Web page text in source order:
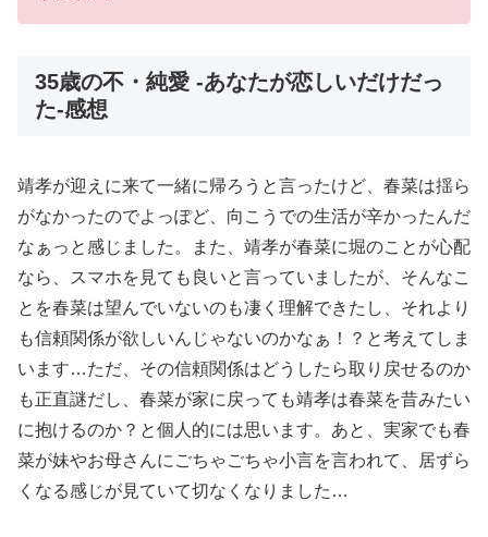
35歳の不・純愛 -あなたが恋しいだけだっ
た-感想
靖孝が迎えに来て一緒に帰ろうと言ったけど、春菜は揺ら
がなかったのでよっぽど、向こうでの生活が辛かったんだ
なぁっと感じました。また、靖孝が春菜に堀のことが心配
なら、スマホを見ても良いと言っていましたが、そんなこ
とを春菜は望んでいないのも凄く理解できたし、それより
も信頼関係が欲しいんじゃないのかなぁ！？と考えてしま
います…ただ、その信頼関係はどうしたら取り戻せるのか
も正直謎だし、春菜が家に戻っても靖孝は春菜を昔みたい
に抱けるのか？と個人的には思います。あと、実家でも春
菜が妹やお母さんにごちゃごちゃ小言を言われて、居ずら
くなる感じが見ていて切なくなりました…